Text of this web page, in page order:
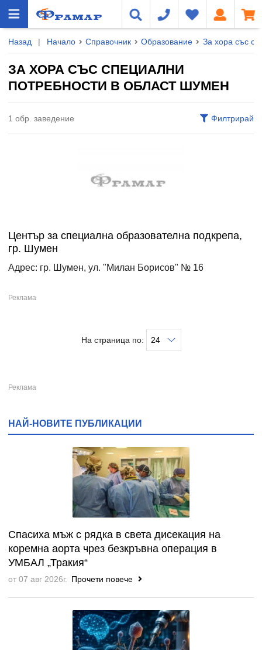
Назад | Начало Справочник Образование За хора със
ЗА ХОРА СЪС СПЕЦИАЛНИ
ПОТРЕБНОСТИ В ОБЛАСТ ШУМЕН
1 обр. заведение Филтрирай
Център за специална образователна подкрепа,
гр. Шумен
Адрес: гр. Шумен, ул. "Милан Борисов" № 16
На страница по:
НАЙ-НОВИТЕ ПУБЛИКАЦИИ
Спасиха мъж с рядка в света дисекация на
коремна аорта чрез безкръвна операция в
УМБАЛ „Тракия“
от 07 авг 2026г. Прочети повече